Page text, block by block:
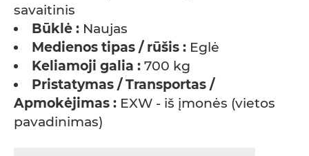
savaitinis
Būklė : Naujas
Medienos tipas / rūšis : Eglė
Keliamoji galia : 700 kg
Pristatymas / Transportas /
Apmokėjimas : EXW - iš įmonės (vietos
pavadinimas)